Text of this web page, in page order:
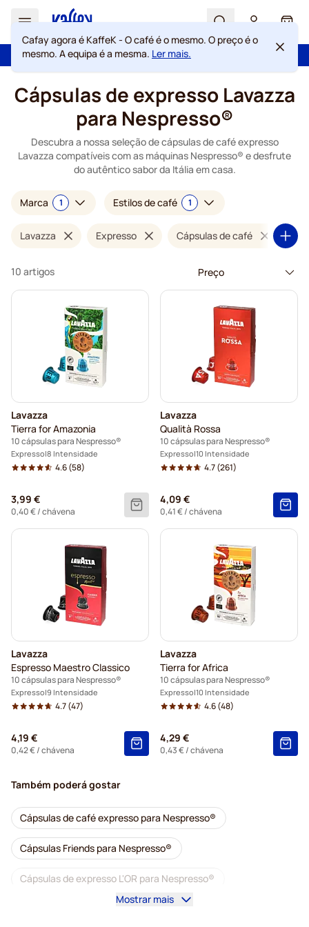
Ir para o Conteúdo
Search Cart
Portes grátis acima de 49 €
100 dias de direito de rescisão
Cafay agora é KaffeK - O café é o mesmo. O preço é o
mesmo. A equipa é a mesma. Ler mais.
Cápsulas de expresso Lavazza
para Nespresso®
Descubra a nossa seleção de cápsulas de café expresso
Lavazza compatíveis com as máquinas Nespresso® e desfrute
do autêntico sabor da Itália em casa.
Marca 1 Estilos de café 1
Lavazza Expresso Cápsulas de café
10 artigos
Lavazza
Tierra for Amazonia
10 cápsulas para Nespresso®
Expresso 8 Intensidade
4.6(58)
3,99 €
0,40 €/ chávena
Lavazza
Qualità Rossa
10 cápsulas para Nespresso®
Expresso 10 Intensidade
4.7(261)
4,09 €
0,41 €/ chávena
Lavazza
Espresso Maestro Classico
10 cápsulas para Nespresso®
Expresso 9 Intensidade
4.7(47)
4,19 €
0,42 €/ chávena
Lavazza
Tierra for Africa
10 cápsulas para Nespresso®
Expresso 10 Intensidade
4.6(48)
4,29 €
0,43 €/ chávena
Também poderá gostar
Cápsulas de café expresso para Nespresso®
Cápsulas Friends para Nespresso®
Cápsulas de expresso L'OR para Nespresso®
Mostrar mais